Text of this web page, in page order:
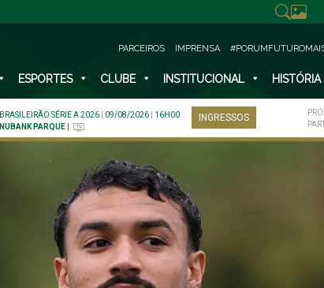
PARCEIROS IMPRENSA
ESPORTES CLUBE INSTITUCIONAL HISTÓRIA
BRASILEIRÃO SÉRIE A 2026 09/08/2026
16H00
NUBANK PARQUE
INGRESSOS